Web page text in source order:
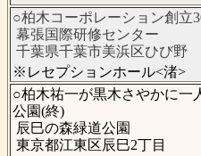
○柏木コーポレーション創立
幕張国際研修センター
千葉県千葉市美浜区ひび野
※レセプションホール<渚>
○柏木祐一が黒木さやかに一
公園(終)
辰巳の森緑道公園
東京都江東区辰巳2丁目